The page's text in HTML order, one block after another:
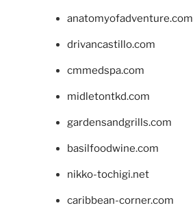
anatomyofadventure.com
drivancastillo.com
cmmedspa.com
midletontkd.com
gardensandgrills.com
basilfoodwine.com
nikko-tochigi.net
caribbean-corner.com